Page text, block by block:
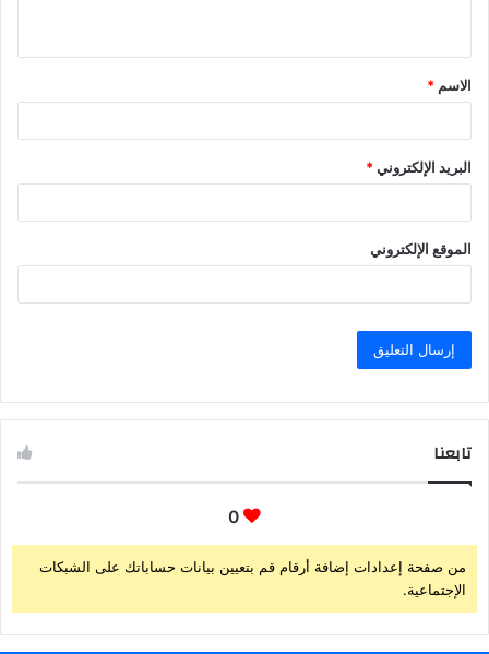
ق
*
الاسم *
البريد الإلكتروني*
الموقع الإلكتروني
تابعنا
0
من صفحة إعدادات إضافة أرقام قم بتعيين بيانات حساباتك على الشبكات
الإجتماعية.